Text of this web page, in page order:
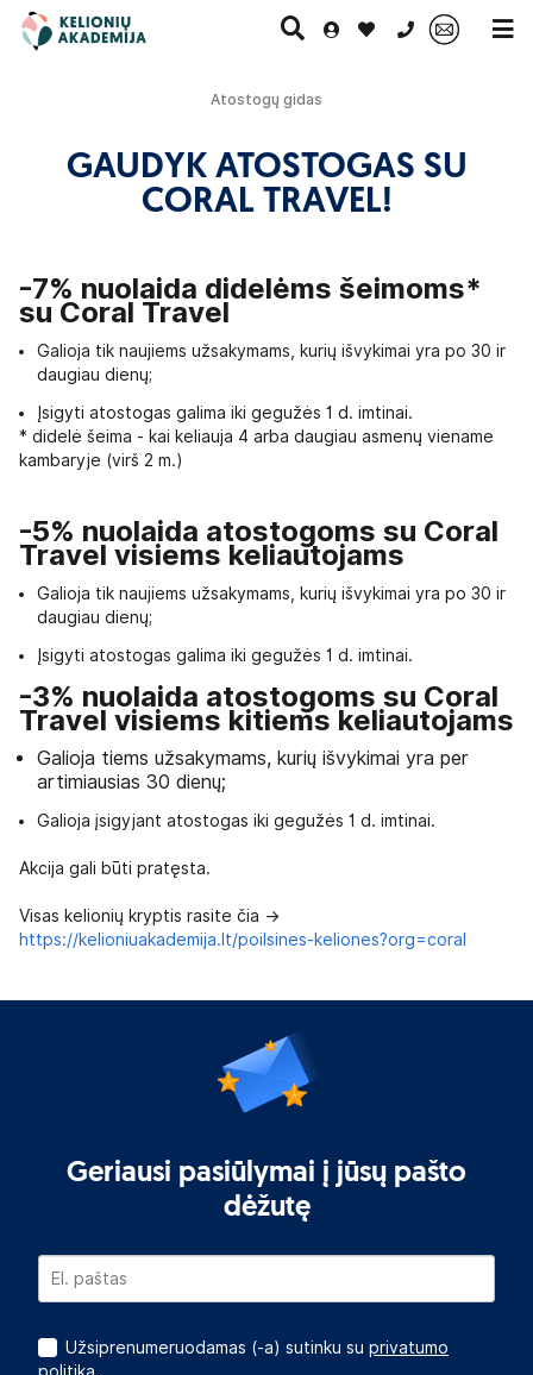
0 700 11007
Paskutinė
Pažintinės
kelionės
Egzotinės
kelionės
Atostogų gidas
GAUDYK ATOSTOGAS SU
CORAL TRAVEL!
-7% nuolaida didelėms šeimoms*
su Coral Travel
Galioja tik naujiems užsakymams, kurių išvykimai yra po 30 ir
daugiau dienų;
Įsigyti atostogas galima iki gegužės 1 d. imtinai.
* didelė šeima - kai keliauja 4 arba daugiau asmenų viename
kambaryje (virš 2 m.)
-5% nuolaida atostogoms su Coral
Travel visiems keliautojams
Galioja tik naujiems užsakymams, kurių išvykimai yra po 30 ir
daugiau dienų;
Įsigyti atostogas galima iki gegužės 1 d. imtinai.
-3% nuolaida atostogoms su Coral
Travel visiems kitiems keliautojams
Galioja tiems užsakymams, kurių išvykimai yra per
artimiausias 30 dienų;
Galioja įsigyjant atostogas iki gegužės 1 d. imtinai.
Akcija gali būti pratęsta.
Visas kelionių kryptis rasite čia ->
https://kelioniuakademija.lt/poilsines-keliones?org=coral
Geriausi pasiūlymai į jūsų pašto
dėžutę
Užsiprenumeruodamas (-a) sutinku su privatumo